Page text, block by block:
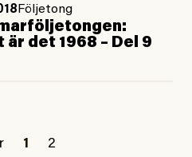
Följetong
är det 1968 – Del 9
1 2